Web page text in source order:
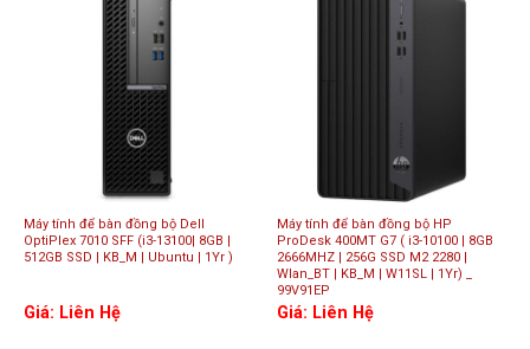
Máy tính để bàn đồng bộ Dell
OptiPlex 7010 SFF (i3-13100| 8GB |
512GB SSD | KB_M | Ubuntu | 1Yr )
Giá: Liên Hệ
Máy tính để bàn đồng bộ HP
ProDesk 400MT G7 ( i3-10100 | 8GB
2666MHZ | 256G SSD M2 2280 |
Wlan_BT | KB_M | W11SL | 1Yr) _
99V91EP
Giá: Liên Hệ